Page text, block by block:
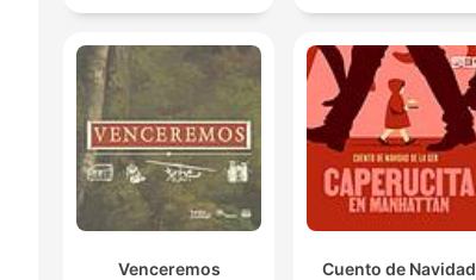
Venceremos Cuento de Navidad